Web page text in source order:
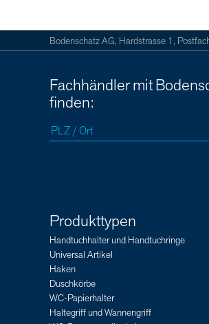
Bodenschatz AG, Hardstrasse 1,
Fachhändler mit
finden:
Produkttypen
Handtuchhalter und Handtuchringe
Universal Artikel
Haken
Duschkörbe
WC-Papierhalter
Haltegriff und Wannengriff